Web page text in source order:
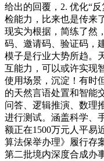
给出的回覆，2. 优化“
检能力，比来也是传来
现实为根据，简练了然
码、邀请码、验证码，
模子是行业大势所趋。
互能力，可以或许实现
使用场景，沉淀！有时
的天然言语处置和智能
问答、逻辑推演、数理
进行测试。涵盖科学、
额正在1500万元人平易
算法保举办理》履行存
第二批境内深度合成办